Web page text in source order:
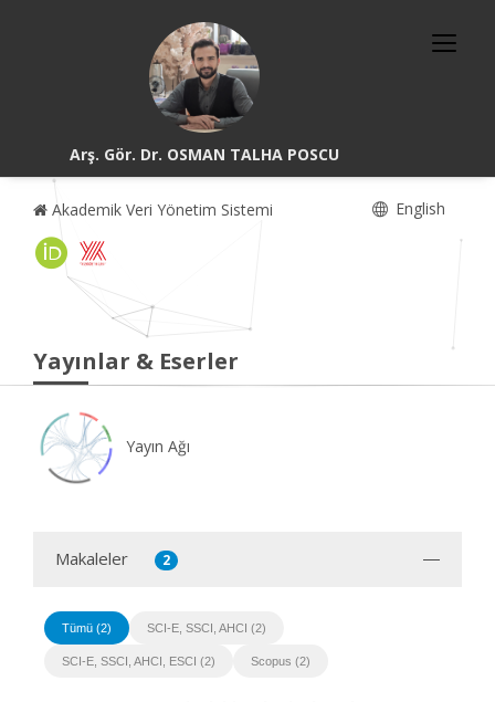
Arş. Gör. Dr. OSMAN TALHA POSCU
Akademik Veri Yönetim Sistemi English
Yayınlar & Eserler
Yayın Ağı
Makaleler 2
Tümü (2) SCI-E, SSCI, AHCI (2)
SCI-E, SSCI, AHCI, ESCI (2) Scopus (2)